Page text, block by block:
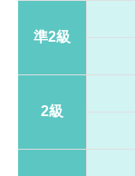
準2級
2級